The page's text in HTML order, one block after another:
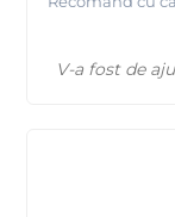
V-a fost de